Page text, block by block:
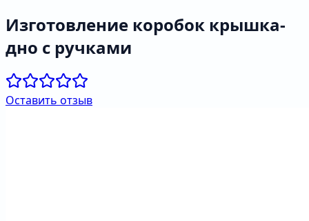
Изготовление коробок крышка-
дно с ручками
Оставить отзыв